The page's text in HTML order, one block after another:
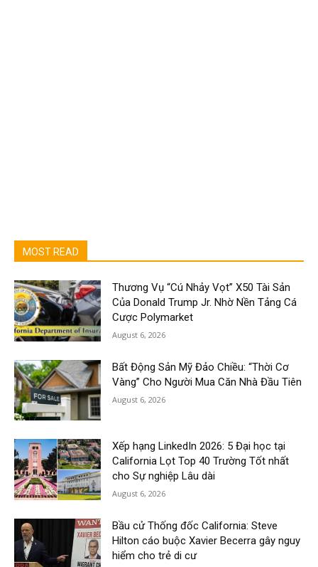
MOST READ
Thương Vụ “Cú Nhảy Vọt” X50 Tài Sản
Của Donald Trump Jr. Nhờ Nền Tảng Cá
Cược Polymarket
August 6, 2026
Bất Động Sản Mỹ Đảo Chiều: “Thời Cơ
Vàng” Cho Người Mua Căn Nhà Đầu Tiên
August 6, 2026
Xếp hạng LinkedIn 2026: 5 Đại học tại
California Lọt Top 40 Trường Tốt nhất
cho Sự nghiệp Lâu dài
August 6, 2026
Bầu cử Thống đốc California: Steve
Hilton cáo buộc Xavier Becerra gây nguy
hiểm cho trẻ di cư